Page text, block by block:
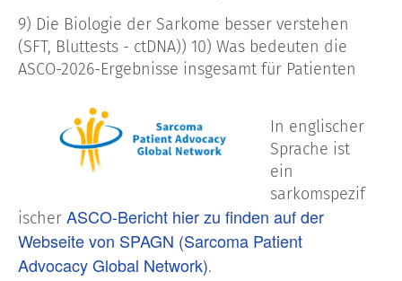
9) Die Biologie der Sarkome besser verstehen
(SFT, Bluttests - ctDNA)) 10) Was bedeuten die
ASCO-2026-Ergebnisse insgesamt für Patienten
In englischer
Sprache ist
ein
sarkomspezif
ischer ASCO-Bericht hier zu finden auf der
Webseite von SPAGN (Sarcoma Patient
Advocacy Global Network).